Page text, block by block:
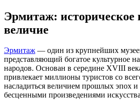
Эрмитаж: историческое
величие
Эрмитаж — один из крупнейших
представляющий богатое культурное
народов. Основан в середине XVIII
привлекает миллионы туристов со
насладиться величием прошлых эпох и
бесценными произведениями